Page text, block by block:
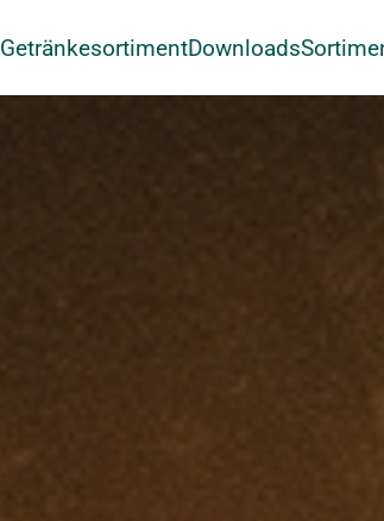
GetränkesortimentDownloads